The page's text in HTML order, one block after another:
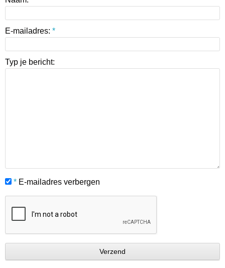
E-mailadres: *
Typ je bericht:
* E-mailadres verbergen